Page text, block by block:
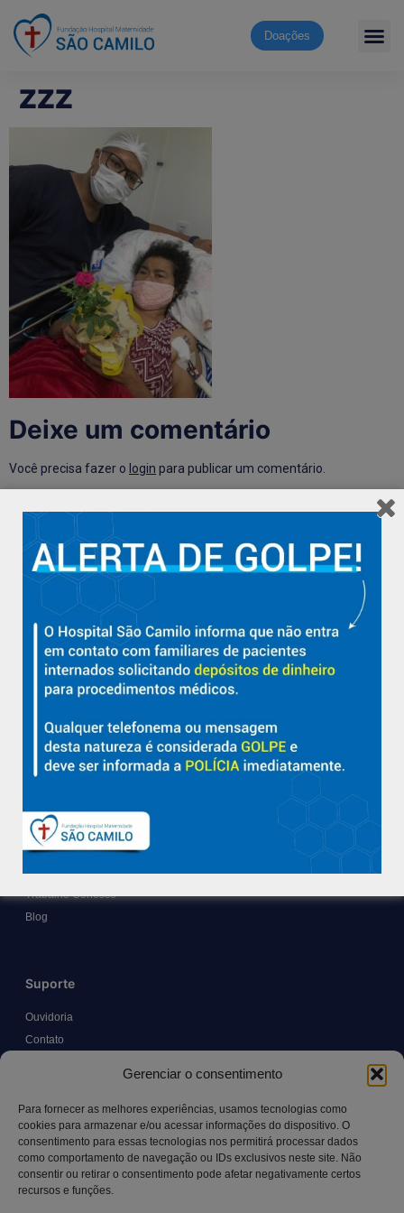
Gerenciar o consentimento
Para fornecer as melhores experiências, usamos tecnologias como
cookies para armazenar e/ou acessar informações do dispositivo. O
consentimento para essas tecnologias nos permitirá processar dados
como comportamento de navegação ou IDs exclusivos neste site. Não
consentir ou retirar o consentimento pode afetar negativamente certos
recursos e funções.
Doações
zzz
Deixe um comentário
Você precisa fazer o login para publicar um comentário.
Hospital São Camilo – há mais de 50 anos cuidando da saúde
com qualidade, acolhimento e compromisso com a vida em
Aracruz e região.
Nossa História e Fundador
Diretorias
Políticas e Normas
Trabalhe Conosco
Blog
Suporte
Ouvidoria
Contato
Canal LGPD e Segurança da Informação
Contato